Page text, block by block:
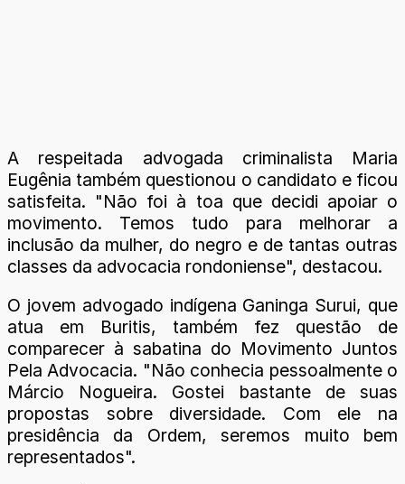
A respeitada advogada criminalista Maria
Eugênia também questionou o candidato e ficou
satisfeita. "Não foi à toa que decidi apoiar o
movimento. Temos tudo para melhorar a
inclusão da mulher, do negro e de tantas outras
classes da advocacia rondoniense", destacou.
O jovem advogado indígena Ganinga Surui, que
atua em Buritis, também fez questão de
comparecer à sabatina do Movimento Juntos
Pela Advocacia. "Não conhecia pessoalmente o
Márcio Nogueira. Gostei bastante de suas
propostas sobre diversidade. Com ele na
presidência da Ordem, seremos muito bem
representados".